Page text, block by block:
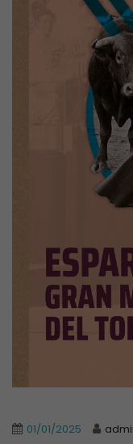
01/01/2025